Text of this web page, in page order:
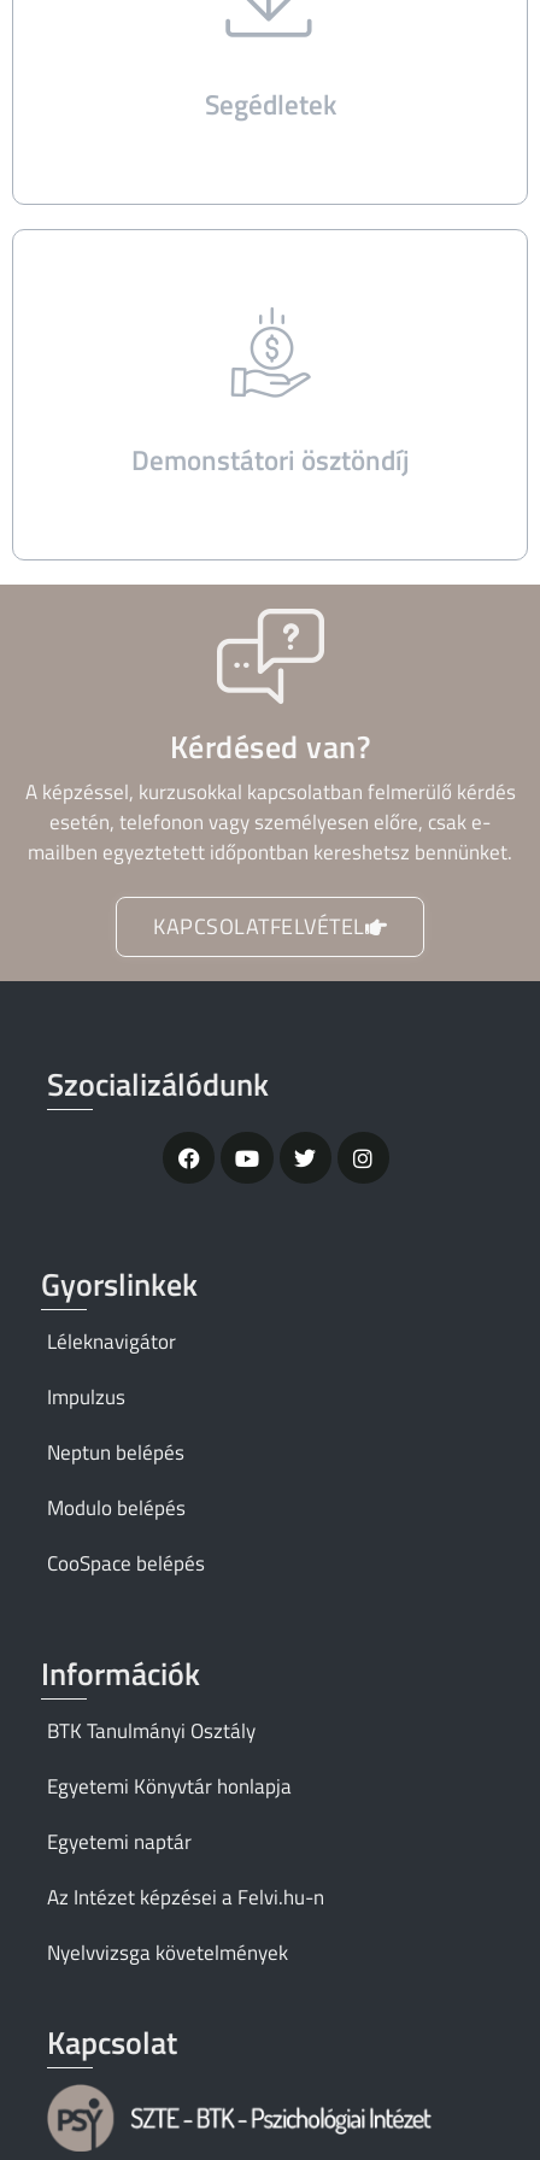
Segédletek
Demonstátori ösztöndíj
Kérdésed van?
A képzéssel, kurzusokkal kapcsolatban felmerülő kérdés
esetén, telefonon vagy személyesen előre, csak e-
mailben egyeztetett időpontban kereshetsz bennünket.
KAPCSOLATFELVÉTEL
Szocializálódunk
Gyorslinkek
Léleknavigátor
Impulzus
Neptun belépés
Modulo belépés
CooSpace belépés
Információk
BTK Tanulmányi Osztály
Egyetemi Könyvtár honlapja
Egyetemi naptár
Az Intézet képzései a Felvi.hu-n
Nyelvvizsga követelmények
Kapcsolat